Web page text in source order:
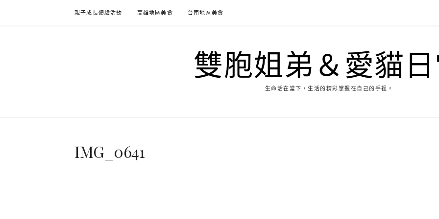
親子成長體驗活動 高雄地區美食 台南地區美食
雙胞姐弟＆愛貓
生命活在當下，生活的精彩掌握在自己的手裡。
IMG_0641